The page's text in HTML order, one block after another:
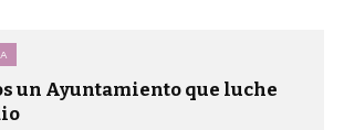
un Ayuntamiento que luche